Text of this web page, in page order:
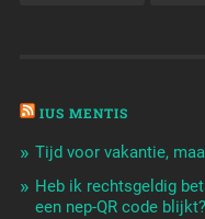
IUS MENTIS
Tijd voor vakantie,
Heb ik rechtsgeldig
een nep-QR code blijkt?